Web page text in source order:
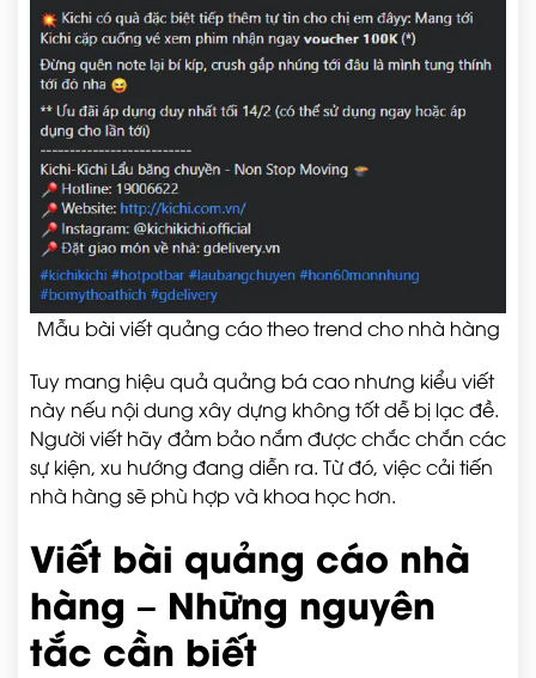
Mẫu bài viết quảng cáo theo trend cho nhà hàng
Tuy mang hiệu quả quảng bá cao nhưng kiểu viết
này nếu nội dung xây dựng không tốt dễ bị lạc đề.
Người viết hãy đảm bảo nắm được chắc chắn các
sự kiện, xu hướng đang diễn ra. Từ đó, việc cải tiến
nhà hàng sẽ phù hợp và khoa học hơn.
Viết bài quảng cáo nhà
hàng – Những nguyên
tắc cần biết